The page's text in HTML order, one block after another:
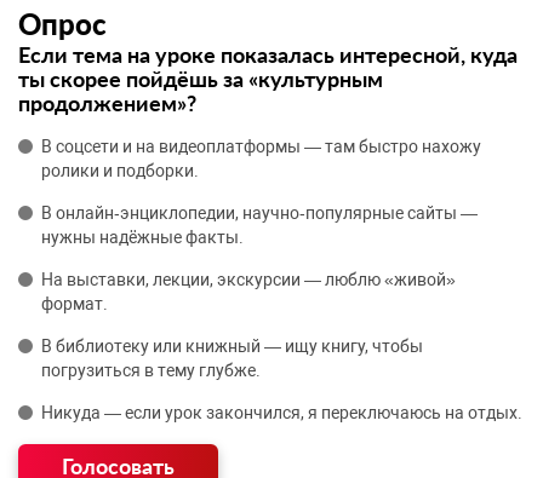
Опрос
Если тема на уроке показалась интересной, куда
ты скорее пойдёшь за «культурным
продолжением»?
В соцсети и на видеоплатформы — там быстро нахожу
ролики и подборки.
В онлайн‑энциклопедии, научно‑популярные сайты —
нужны надёжные факты.
На выставки, лекции, экскурсии — люблю «живой»
формат.
В библиотеку или книжный — ищу книгу, чтобы
погрузиться в тему глубже.
Никуда — если урок закончился, я переключаюсь на отдых.